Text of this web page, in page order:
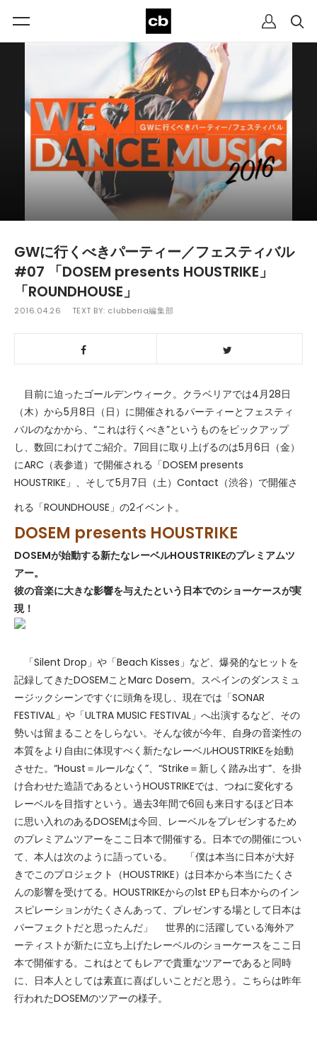
GWに行くべきパーティー／フェスティバル
#07 「DOSEM presents HOUSTRIKE」
「ROUNDHOUSE」
2016.04.26 TEXT BY: clubberia編集部
目前に迫ったゴールデンウィーク。クラベリアでは4月28日
（木）から5月8日（日）に開催されるパーティーとフェスティ
バルのなかから、“これは行くべき”というものをピックアップ
し、数回にわけてご紹介。7回目に取り上げるのは5月6日（金）
にARC （表参道）で開催される「DOSEM presents
HOUSTRIKE」、そして5月7日（土）Contact（渋谷）で開催さ
れる「ROUNDHOUSE」の2イベント。
DOSEM presents HOUSTRIKE
DOSEMが始動する新たなレーベルHOUSTRIKEのプレミアムツ
アー。
彼の音楽に大きな影響を与えたという日本でのショーケースが実
現！
「Silent Drop」や「Beach Kisses」など、爆発的なヒットを
記録してきたDOSEMことMarc Dosem。スペインのダンスミュ
ージックシーンですぐに頭角を現し、現在では「SONAR
FESTIVAL」や「ULTRA MUSIC FESTIVAL」へ出演するなど、その
勢いは留まることをしらない。そんな彼が今年、自身の音楽性の
本質をより自由に体現すべく新たなレーベルHOUSTRIKEを始動
させた。“Houst＝ルールなく”、“Strike＝新しく踏み出す”、を掛
け合わせた造語であるというHOUSTRIKEでは、つねに変化する
レーベルを目指すという。過去3年間で6回も来日するほど日本
に思い入れのあるDOSEMは今回、レーベルをプレゼンするため
のプレミアムツアーをここ日本で開催する。日本での開催につい
て、本人は次のように語っている。
「僕は本当に日本が大好
きでこのプロジェクト（HOUSTRIKE）は日本から本当にたくさ
んの影響を受けてる。HOUSTRIKEからの1st EPも日本からのイン
スピレーションがたくさんあって、プレゼンする場として日本は
パーフェクトだと思ったんだ」
世界的に活躍している海外ア
ーティストが新たに立ち上げたレーベルのショーケースをここ日
本で開催する。これはとてもレアで貴重なツアーであると同時
に、日本人としては素直に喜ばしいことだと思う。こちらは昨年
行われたDOSEMのツアーの様子。